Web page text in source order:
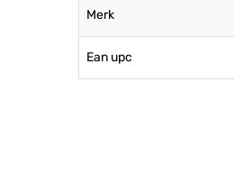
Merk
Ean upc